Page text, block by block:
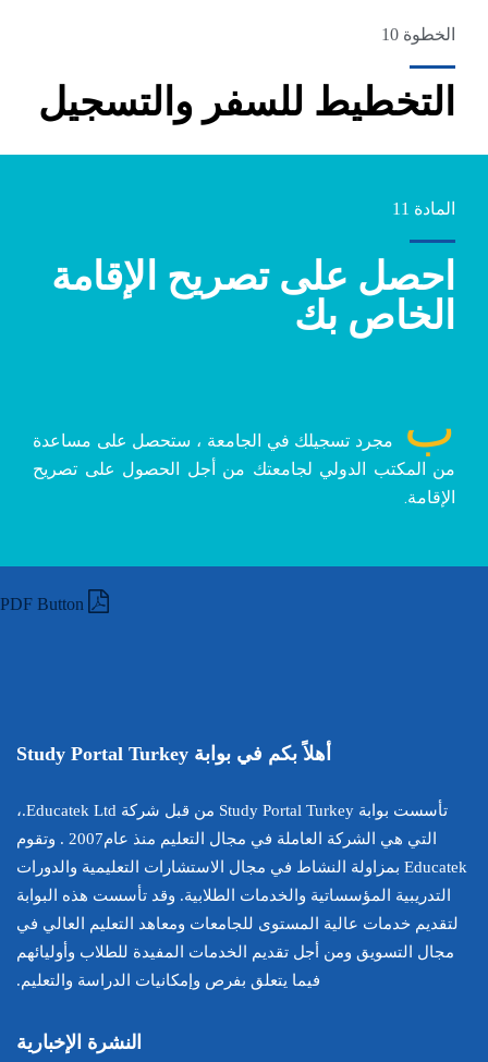
التخطيط للسفر والتسجيل
الخطوة 10
احصل على تصريح الإقامة
الخاص بك
المادة 11
ب
مجرد تسجيلك في الجامعة ، ستحصل على مساعدة
من المكتب الدولي لجامعتك من أجل الحصول على تصريح
الإقامة.
أهلاً بكم في بوابة Study Portal Turkey
تأسست بوابة Study Portal Turkey من قبل شركة Educatek Ltd.،
التي هي الشركة العاملة في مجال التعليم منذ عام2007 . وتقوم
Educatek بمزاولة النشاط في مجال الاستشارات التعليمية والدورات
التدريبية المؤسساتية والخدمات الطلابية. وقد تأسست هذه البوابة
لتقديم خدمات عالية المستوى للجامعات ومعاهد التعليم العالي في
مجال التسويق ومن أجل تقديم الخدمات المفيدة للطلاب وأوليائهم
فيما يتعلق بفرص وإمكانيات الدراسة والتعليم.
النشرة الإخبارية